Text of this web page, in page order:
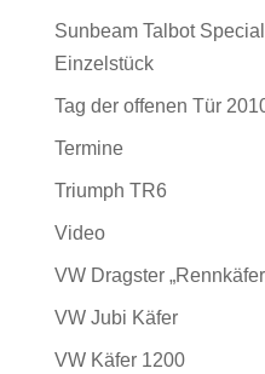
Sunbeam Talbot
Einzelstück
Tag der offenen Tür
Termine
Triumph TR6
Video
VW Dragster
VW Jubi Käfer
VW Käfer 1200